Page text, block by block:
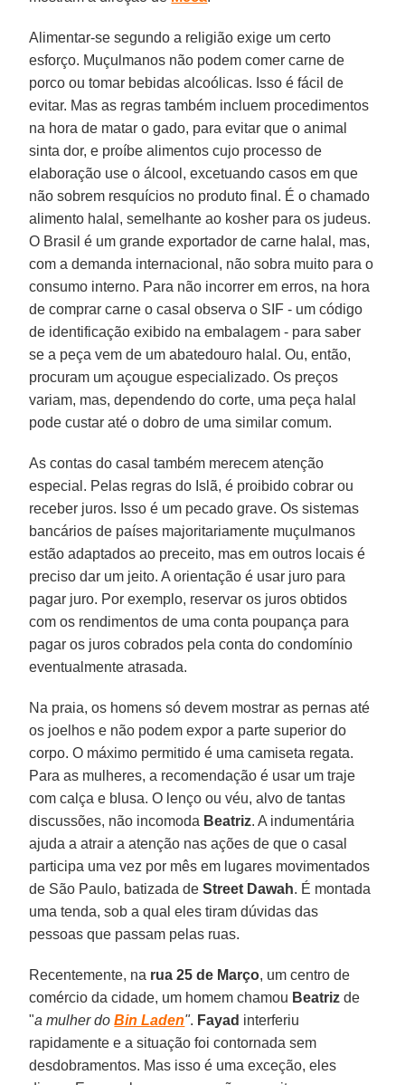
Alimentar-se segundo a religião exige um certo
esforço. Muçulmanos não podem comer carne de
porco ou tomar bebidas alcoólicas. Isso é fácil de
evitar. Mas as regras também incluem procedimentos
na hora de matar o gado, para evitar que o animal
sinta dor, e proíbe alimentos cujo processo de
elaboração use o álcool, excetuando casos em que
não sobrem resquícios no produto final. É o chamado
alimento halal, semelhante ao kosher para os judeus.
O Brasil é um grande exportador de carne halal, mas,
com a demanda internacional, não sobra muito para o
consumo interno. Para não incorrer em erros, na hora
de comprar carne o casal observa o SIF - um código
de identificação exibido na embalagem - para saber
se a peça vem de um abatedouro halal. Ou, então,
procuram um açougue especializado. Os preços
variam, mas, dependendo do corte, uma peça halal
pode custar até o dobro de uma similar comum.
As contas do casal também merecem atenção
especial. Pelas regras do Islã, é proibido cobrar ou
receber juros. Isso é um pecado grave. Os sistemas
bancários de países majoritariamente muçulmanos
estão adaptados ao preceito, mas em outros locais é
preciso dar um jeito. A orientação é usar juro para
pagar juro. Por exemplo, reservar os juros obtidos
com os rendimentos de uma conta poupança para
pagar os juros cobrados pela conta do condomínio
eventualmente atrasada.
Na praia, os homens só devem mostrar as pernas até
os joelhos e não podem expor a parte superior do
corpo. O máximo permitido é uma camiseta regata.
Para as mulheres, a recomendação é usar um traje
com calça e blusa. O lenço ou véu, alvo de tantas
discussões, não incomoda Beatriz. A indumentária
ajuda a atrair a atenção nas ações de que o casal
participa uma vez por mês em lugares movimentados
de São Paulo, batizada deStreet Dawah. É montada
uma tenda, sob a qual eles tiram dúvidas das
pessoas que passam pelas ruas.
Recentemente, na rua 25 de Março, um centro de
comércio da cidade, um homem chamou Beatriz de
"a mulher doBin Laden". Fayad interferiu
rapidamente e a situação foi contornada sem
desdobramentos. Mas isso é uma exceção, eles